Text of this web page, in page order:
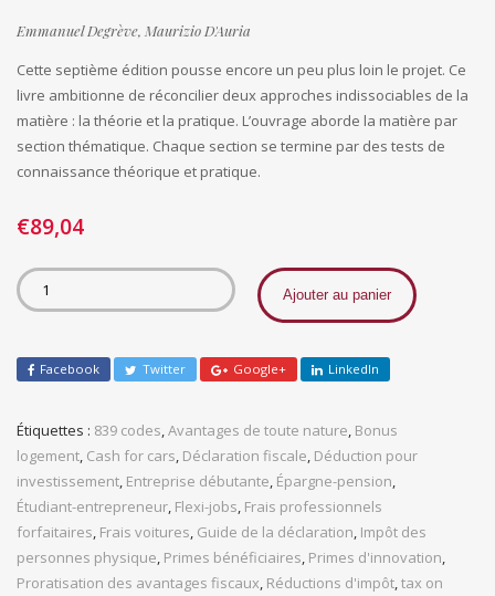
Emmanuel Degrève, Maurizio D'Auria
Cette septième édition pousse encore un peu plus loin le projet. Ce
livre ambitionne de réconcilier deux approches indissociables de la
matière : la théorie et la pratique. L’ouvrage aborde la matière par
section thématique. Chaque section se termine par des tests de
connaissance théorique et pratique.
€89,04
Ajouter au panier
Facebook Twitter Google+ LinkedIn
Étiquettes : 839 codes,Avantages de toute nature, Bonus
logement, Cash for cars, Déclaration fiscale, Déduction pour
investissement, Entreprise débutante, Épargne-pension,
Étudiant-entrepreneur, Flexi-jobs, Frais professionnels
forfaitaires, Frais voitures, Guide de la déclaration, Impôt des
personnes physique, Primes bénéficiaires, Primes d'innovation,
Proratisation des avantages fiscaux, Réductions d'impôt,tax on